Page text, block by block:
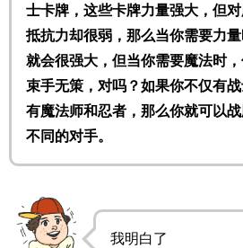
士卡牌，这些卡牌力量强大，但
抵抗力却很弱，那么当你需要力
就会很强大，但当你需要魔法时
束手无策，对吗？如果你不仅有
有魔法师和忍者，那么你就可以
不同的对手。
我明白了